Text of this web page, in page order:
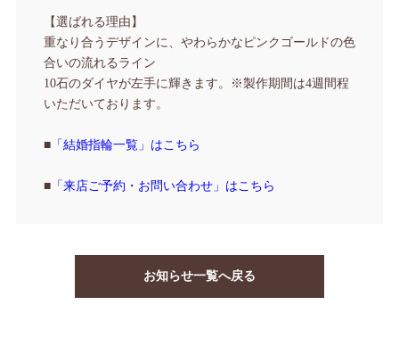
【選ばれる理由】
重なり合うデザインに、やわらかなピンクゴールドの色
合いの流れるライン
10石のダイヤが左手に輝きます。
※製作期間は4週間程
いただいております。
■「結婚指輪一覧」はこちら
■「来店ご予約・お問い合わせ」はこちら
お知らせ一覧へ戻る